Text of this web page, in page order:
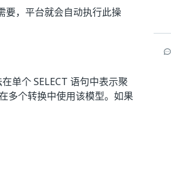
要，平台就会自动执行此操
单个 SELECT 语句中表示聚
多个转换中使用该模型。如果